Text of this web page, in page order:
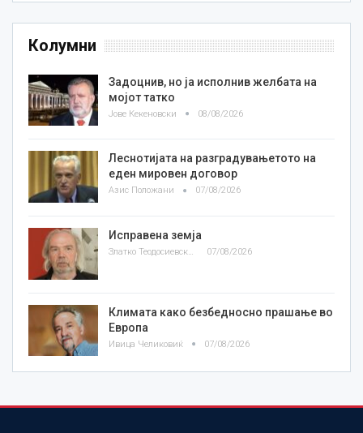
Колумни
Задоцнив, но ја исполнив желбата на
мојот татко
Јове Кекеновски 08/08/2026
Леснотијата на разградувањетото на
еден мировен договор
Азис Положани 07/08/2026
Исправена земја
Златко Теодосиевски 07/08/2026
Климата како безбедносно прашање во
Европа
Ивица Челиковиќ 07/08/2026